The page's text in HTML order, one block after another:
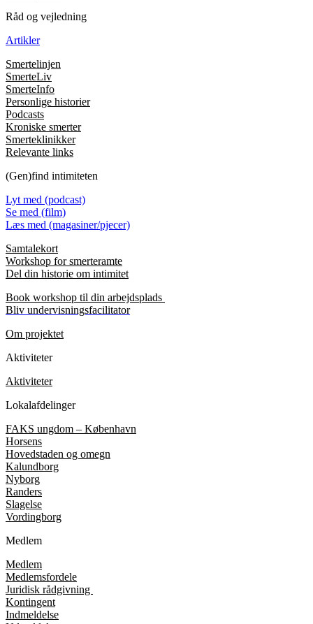
Råd og vejledning
Artikler
Smertelinjen
SmerteLiv
SmerteInfo
Personlige historier
Podcasts
Kroniske smerter
Smerteklinikker
Relevante links
(Gen)find intimiteten
Lyt med (podcast)
Se med (film)
Læs med (magasiner/pjecer)
Samtalekort
Workshop for smerteramte
Del din historie om intimitet
Book workshop til din arbejdsplads
Bliv undervisningsfacilitator
Om projektet
Aktiviteter
Aktiviteter
Lokalafdelinger
FAKS ungdom – København
Horsens
Hovedstaden og omegn
Kalundborg
Nyborg
Randers
Slagelse
Vordingborg
Medlem
Medlem
Medlemsfordele
Juridisk rådgivning
Kontingent
Indmeldelse